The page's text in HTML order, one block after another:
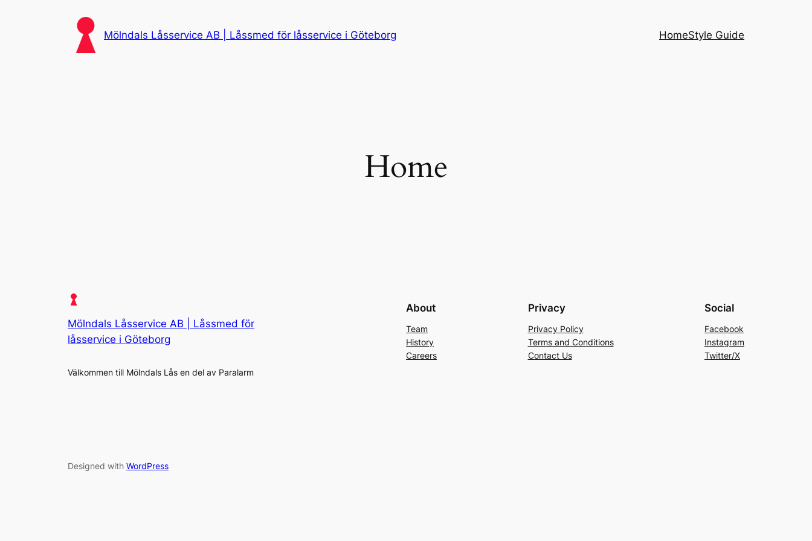
Mölndals Låsservice AB | Låssmed för låsservice i Göteborg HomeStyle Guide
Home
Mölndals Låsservice AB | Låssmed för
låsservice i Göteborg
Välkommen till Mölndals Lås en del av Paralarm
About
Team
History
Careers
Privacy
Privacy Policy
Terms and Conditions
Contact Us
Social
Facebook
Instagram
Twitter/X
Designed with WordPress